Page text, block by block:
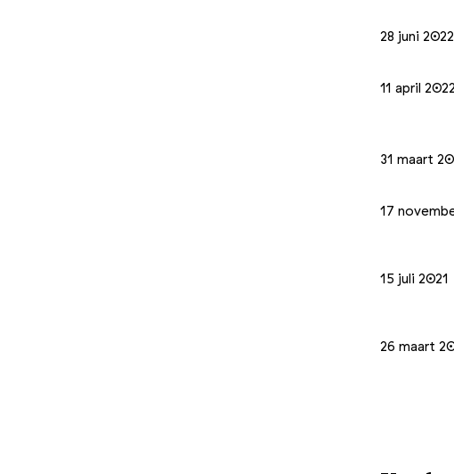
28 juni 2022
11 april 2022
31 maart
17
15 juli 2021
26 maart